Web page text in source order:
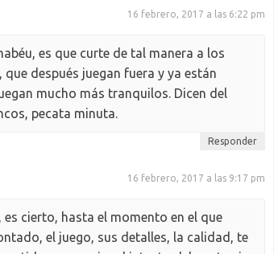
16 febrero, 2017 a las 6:22 pm
es que curte de tal manera a los
después juegan fuera y ya están
mucho más tranquilos. Dicen del
pecata minuta.
Responder
16 febrero, 2017 a las 9:17 pm
es cierto, hasta el momento en el que
el juego, sus detalles, la calidad, te